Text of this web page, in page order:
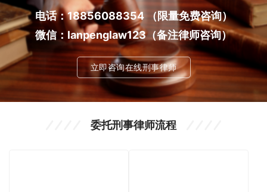
电话：18856088354（限量免费咨询）
微信：lanpenglaw123（备注律师咨询）
立即咨询在线刑事律师
委托刑事律师流程